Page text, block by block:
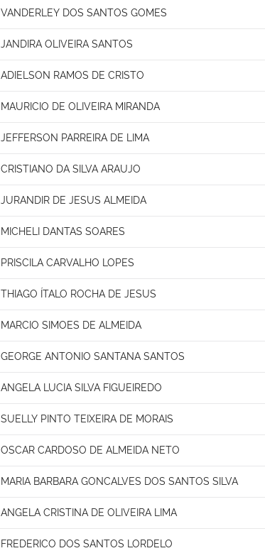
VANDERLEY DOS SANTOS GOMES
JANDIRA OLIVEIRA SANTOS
ADIELSON RAMOS DE CRISTO
MAURICIO DE OLIVEIRA MIRANDA
JEFFERSON PARREIRA DE LIMA
CRISTIANO DA SILVA ARAUJO
JURANDIR DE JESUS ALMEIDA
MICHELI DANTAS SOARES
PRISCILA CARVALHO LOPES
THIAGO ÍTALO ROCHA DE JESUS
MARCIO SIMOES DE ALMEIDA
GEORGE ANTONIO SANTANA SANTOS
ANGELA LUCIA SILVA FIGUEIREDO
SUELLY PINTO TEIXEIRA DE MORAIS
OSCAR CARDOSO DE ALMEIDA NETO
MARIA BARBARA GONCALVES DOS SANTOS SILVA
ANGELA CRISTINA DE OLIVEIRA LIMA
FREDERICO DOS SANTOS LORDELO